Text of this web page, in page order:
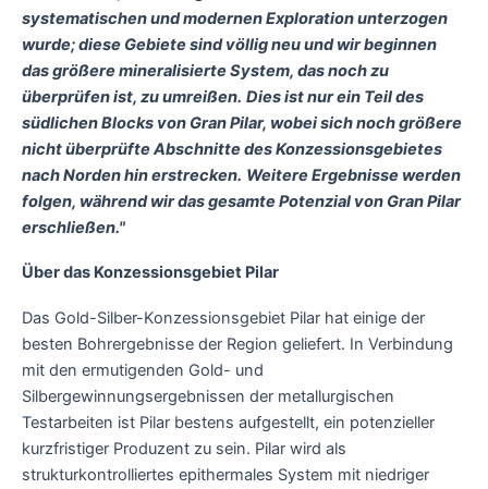
systematischen und modernen Exploration unterzogen
wurde; diese Gebiete sind völlig neu und wir beginnen
das größere mineralisierte System, das noch zu
überprüfen ist, zu umreißen. Dies ist nur ein Teil des
südlichen Blocks von Gran Pilar, wobei sich noch größere
nicht überprüfte Abschnitte des Konzessionsgebietes
nach Norden hin erstrecken. Weitere Ergebnisse werden
folgen, während wir das gesamte Potenzial von Gran Pilar
erschließen."
Über das Konzessionsgebiet Pilar
Das Gold-Silber-Konzessionsgebiet Pilar hat einige der
besten Bohrergebnisse der Region geliefert. In Verbindung
mit den ermutigenden Gold- und
Silbergewinnungsergebnissen der metallurgischen
Testarbeiten ist Pilar bestens aufgestellt, ein potenzieller
kurzfristiger Produzent zu sein. Pilar wird als
strukturkontrolliertes epithermales System mit niedriger